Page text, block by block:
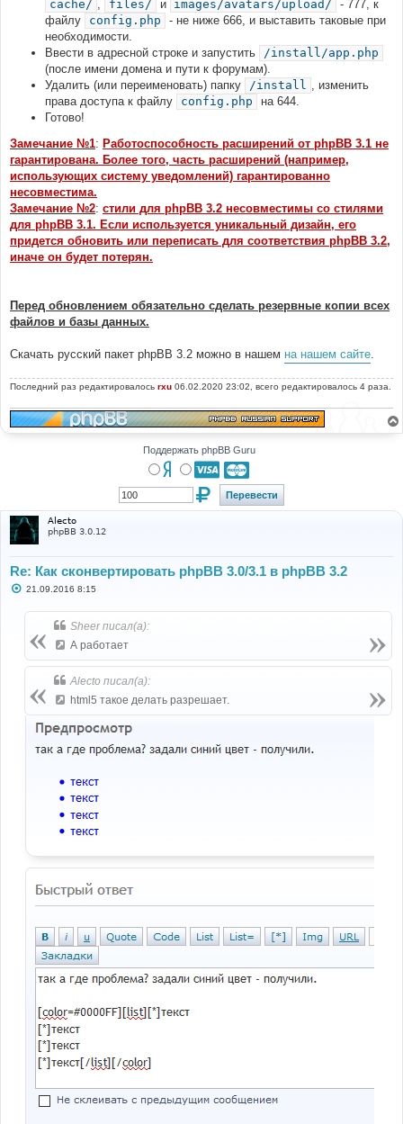
cache/
files/ и images/avatars/upload/
- 777, к
файлу
config.php
- не ниже 666, и выставить таковые при
необходимости.
Ввести в адресной строке и запустить
/install/app.php
(после имени домена и пути к форумам).
Удалить (или переименовать) папку
/install
, изменить
права доступа к файлу
config.php
на 644.
Готово!
Замечание №1: Работоспособность расширений от phpBB 3.1 не
гарантирована. Более того, часть расширений (например,
использующих систему уведомлений) гарантированно
несовместима.
Замечание №2: стили для phpBB 3.2 несовместимы со стилями
для phpBB 3.1. Если используется уникальный дизайн, его
придется обновить или переписать для соответствия phpBB 3.2,
иначе он будет потерян.
Перед обновлением обязательно сделать резервные копии всех
файлов и базы данных.
Скачать русский пакет phpBB 3.2 можно в нашем на нашем сайте.
Последний раз редактировалось rxu 06.02.2020 23:02, всего редактировалось 4 раза.
Поддержать phpBB Guru
Alecto
phpBB 3.0.12
Re: Как сконвертировать phpBB 3.0/3.1 в phpBB 3.2
С21.09.2016 8:15
Sheer писал(а):
А работает
Alecto писал(а):
html5 такое делать разрешает.